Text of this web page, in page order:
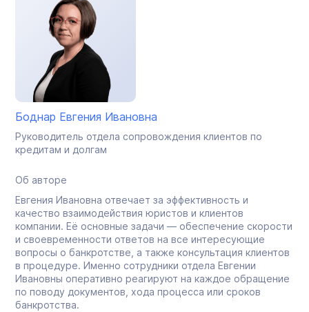
Боднар Евгения Ивановна
Руководитель отдела сопровождения клиентов по
кредитам и долгам
Об авторе
Евгения Ивановна отвечает за эффективность и
качество взаимодействия юристов и клиентов
компании. Её основные задачи — обеспечение скорости
и своевременности ответов на все интересующие
вопросы о банкротстве, а также консультация клиентов
в процедуре. Именно сотрудники отдела Евгении
Ивановны оперативно реагируют на каждое обращение
по поводу документов, хода процесса или сроков
банкротства.